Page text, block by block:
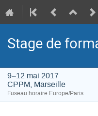
Stage de
9–12 mai 2017
CPPM, Marseille
Fuseau horaire Europe/Paris